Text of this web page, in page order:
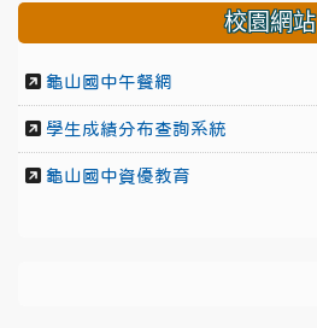
校園網站
龜山國中午餐網
學生成績分布查詢系統
龜山國中資優教育